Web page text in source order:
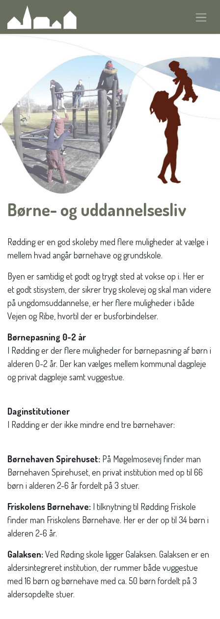
Skip to Content
Børne- og uddannelsesliv
Rødding er en god skoleby med flere muligheder at vælge i
mellem hvad angår børnehave og grundskole.
Byen er samtidig et godt og trygt sted at vokse op i. Her er
et godt stisystem, der sikrer tryg skolevej og skal man videre
på ungdomsuddannelse, er her flere muligheder i både
Vejen og Ribe, hvortil der er busforbindelser.
Børnepasning 0-2 år
I Rødding er der flere muligheder for børnepasning af børn i
alderen 0-2 år. Der kan vælges mellem kommunal dagpleje
og privat dagpleje samt vuggestue.
Daginstitutioner
I Rødding er der ikke mindre end tre børnehaver:
Børnehaven Spirehuset: På Møgelmosevej finder man
Børnehaven Spirehuset, en privat institution med op til 66
børn i alderen 2-6 år fordelt på 3 stuer.
Friskolens Børnehave: I tilknytning til Rødding Friskole
finder man Friskolens Børnehave. Her er der op til 34 børn i
alderen 2-6 år.
Galaksen:Ved Røding skole ligger Galaksen. Galaksen er en
aldersintegreret institution, der rummer både vuggestue
med 16 børn og børnehave med ca. 50 børn fordelt på 3
aldersopdelte stuer.